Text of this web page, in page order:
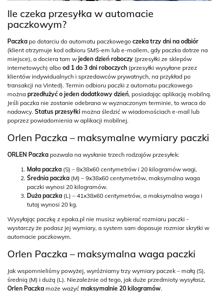
Ile czeka przesyłka w automacie
paczkowym?
Paczka po dotarciu do automatu paczkowego czeka trzy dni na odbiór
(klient otrzymuje kod odbioru SMS-em lub e-mailem, gdy paczka dotrze na
miejsce), a dociera tam w jeden dzień roboczy (przesyłki ze sklepów
internetowych) albo od 1 do 3 dni roboczych (przesyłki wysyłane przez
klientów indywidualnych i sprzedawców prywatnych, na przykład po
transakcji na Vinted). Termin odbioru paczki z automatu paczkowego
można przedłużyć o jeden dodatkowy dzień, posiadając aplikację mobilną.
Jeśli paczka nie zostanie odebrana w wyznaczonym terminie, to wraca do
nadawcy. Status przesyłki można śledzić w wiadomościach e-mail lub
poprzez powiadomienia w aplikacji mobilnej.
Orlen Paczka – maksymalne wymiary paczki
ORLEN Paczka pozwala na wysłanie trzech rodzajów przesyłek:
Mała paczka (S) – 8x38x60 centymetrów i 20 kilogramów wagi,
Średnia paczka (M) – 9x38x60 centymetrów, maksymalna waga
paczki wynosi 20 kilogramów.
Duża paczka (L) – 41x38x60 centymetrów, a maksymalna waga i
tutaj wynosi 20 kg.
Wysyłając paczkę z epaka.pl nie musisz wybierać rozmiaru paczki -
wystarczy że podasz jej wymiary, a system sam dopasuje rozmiar skrytki w
automacie paczkowym.
Orlen Paczka – maksymalna waga paczki
Jak wspomnieliśmy powyżej, wyróżniamy trzy wymiary paczek – małą (S),
średnią (M) i dużą (L). Niezależnie od tego, jak duże przedmioty wysyłasz,
Orlen Paczka może ważyć maksymalnie 20 kilogramów.